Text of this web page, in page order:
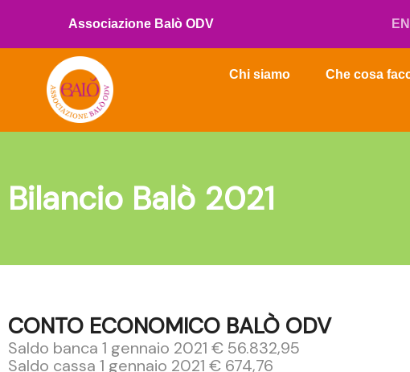
Associazione Balò ODV EN
Chi siamo Che cosa
Bilancio Balò 2021
CONTO ECONOMICO BALÒ ODV
Saldo banca 1 gennaio 2021 € 56.832,95
Saldo cassa 1 gennaio 2021 € 674,76